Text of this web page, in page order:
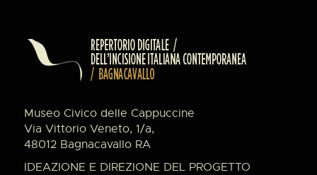
Museo Civico delle Cappuccine
Via Vittorio Veneto, 1/a,
48012 Bagnacavallo RA
IDEAZIONE E DIREZIONE DEL PROGETTO